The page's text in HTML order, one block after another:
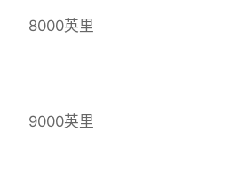
8000英里
9000英里